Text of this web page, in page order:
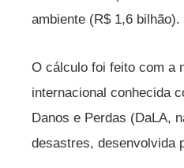
ambiente (R$ 1,6 bilhão).
O cálculo foi feito com a
internacional conhecida
Danos e Perdas (DaLA,
desastres, desenvolvida